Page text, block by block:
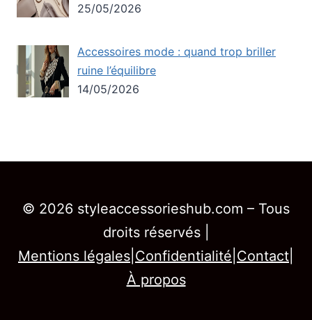
25/05/2026
Accessoires mode : quand trop briller
ruine l’équilibre
14/05/2026
© 2026 styleaccessorieshub.com – Tous
droits réservés |
Mentions légales Confidentialité Contact
À propos